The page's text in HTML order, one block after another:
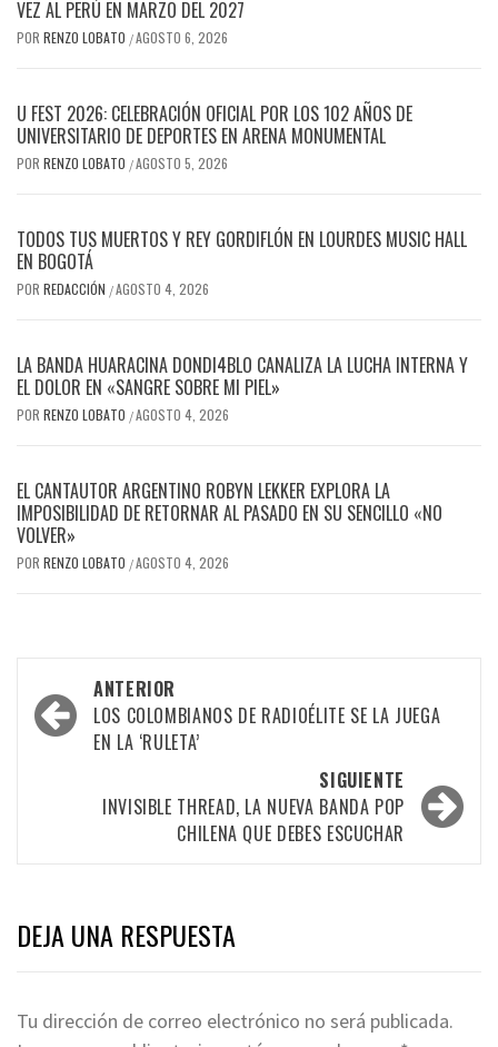
VEZ AL PERÚ EN MARZO DEL 2027
POR RENZO LOBATO /AGOSTO 6, 2026
U FEST 2026: CELEBRACIÓN OFICIAL POR LOS 102 AÑOS DE
UNIVERSITARIO DE DEPORTES EN ARENA MONUMENTAL
POR RENZO LOBATO /AGOSTO 5, 2026
TODOS TUS MUERTOS Y REY GORDIFLÓN EN LOURDES MUSIC HALL
EN BOGOTÁ
POR REDACCIÓN /AGOSTO 4, 2026
LA BANDA HUARACINA DONDI4BLO CANALIZA LA LUCHA INTERNA Y
EL DOLOR EN «SANGRE SOBRE MI PIEL»
POR RENZO LOBATO /AGOSTO 4, 2026
EL CANTAUTOR ARGENTINO ROBYN LEKKER EXPLORA LA
IMPOSIBILIDAD DE RETORNAR AL PASADO EN SU SENCILLO «NO
VOLVER»
POR RENZO LOBATO /AGOSTO 4, 2026
Navegación
por
entradas
ANTERIOR
LOS COLOMBIANOS DE RADIOÉLITE SE LA JUEGA
EN LA ‘RULETA’
SIGUIENTE
INVISIBLE THREAD, LA NUEVA BANDA POP
CHILENA QUE DEBES ESCUCHAR
DEJA UNA RESPUESTA
Tu dirección de correo electrónico no será publicada.